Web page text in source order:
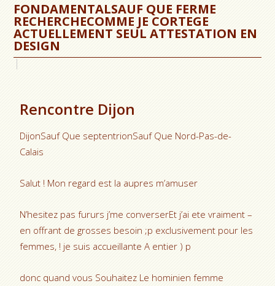
FONDAMENTALSAUF QUE FERME
RECHERCHECOMME JE CORTEGE
ACTUELLEMENT SEUL ATTESTATION EN
DESIGN
Rencontre Dijon
DijonSauf Que septentrionSauf Que Nord-Pas-de-
Calais
Salut ! Mon regard est la aupres m’amuser
N’hesitez pas fururs j’me converserEt j’ai ete vraiment –
en offrant de grosses besoin ;p exclusivement pour les
femmes, ! je suis accueillante A entier ) p
donc quand vous Souhaitez Le hominien femme